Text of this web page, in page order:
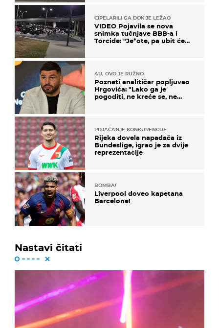
CIPELARILI GA DOK JE LEŽAO
VIDEO Pojavila se nova
snimka tučnjave BBB-a i
Torcide: "Je*ote, pa ubit će
AU, OVO JE RUŽNO
Poznati analitičar popljuvao
Hrgovića: "Lako ga je
pogoditi, ne kreće se, ne
POJAČANJE KONKURENCIJE
Rijeka dovela napadača iz
Bundeslige, igrao je za dvije
reprezentacije
BOMBA!
Liverpool doveo kapetana
Barcelone!
Nastavi čitati